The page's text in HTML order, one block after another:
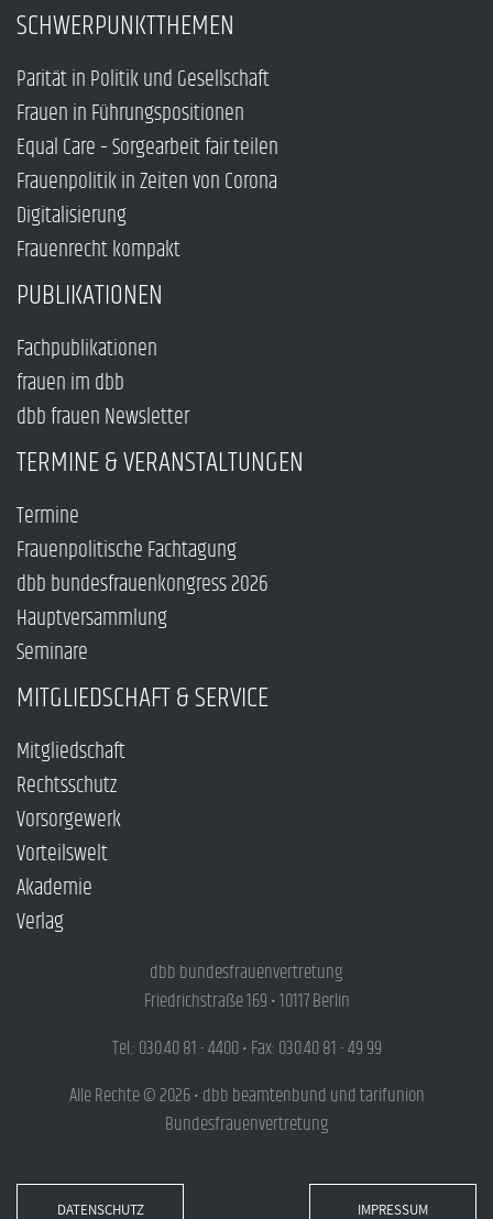
SCHWERPUNKTTHEMEN
Parität in Politik und Gesellschaft
Frauen in Führungspositionen
Equal Care – Sorgearbeit fair teilen
Frauenpolitik in Zeiten von Corona
Digitalisierung
Frauenrecht kompakt
PUBLIKATIONEN
Fachpublikationen
frauen im dbb
dbb frauen Newsletter
TERMINE & VERANSTALTUNGEN
Termine
Frauenpolitische Fachtagung
dbb bundesfrauenkongress 2026
Hauptversammlung
Seminare
MITGLIEDSCHAFT & SERVICE
Mitgliedschaft
Rechtsschutz
Vorsorgewerk
Vorteilswelt
Akademie
Verlag
dbb bundesfrauenvertretung
Friedrichstraße 169 • 10117 Berlin
Tel.: 030.40 81 - 4400 • Fax: 030.40 81 - 49 99
Alle Rechte © 2026 • dbb beamtenbund und tarifunion
Bundesfrauenvertretung
DATENSCHUTZ IMPRESSUM